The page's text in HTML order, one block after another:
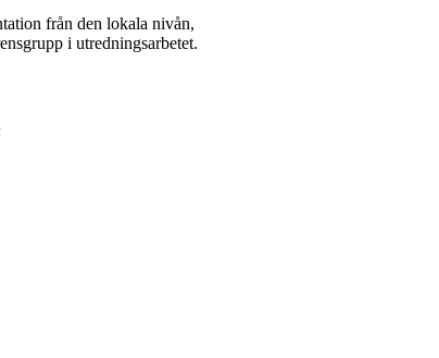
från den lokala nivån,
i utredningsarbetet.